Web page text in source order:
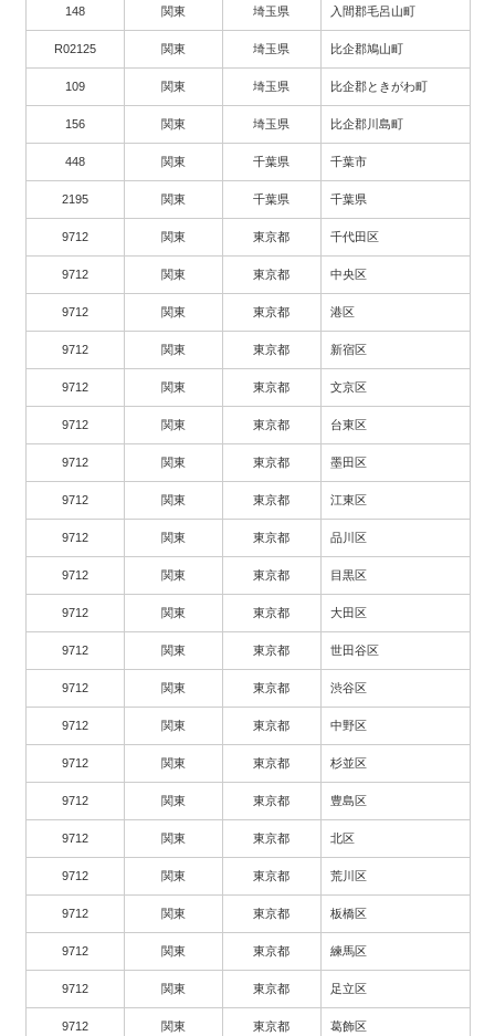
148 関東 埼玉県 入間郡毛呂山町
R02125 関東 埼玉県 比企郡鳩山町
109 関東 埼玉県 比企郡ときがわ町
156 関東 埼玉県 比企郡川島町
448 関東 千葉県 千葉市
2195 関東 千葉県 千葉県
9712 関東 東京都 千代田区
9712 関東 東京都 中央区
9712 関東 東京都 港区
9712 関東 東京都 新宿区
9712 関東 東京都 文京区
9712 関東 東京都 台東区
9712 関東 東京都 墨田区
9712 関東 東京都 江東区
9712 関東 東京都 品川区
9712 関東 東京都 目黒区
9712 関東 東京都 大田区
9712 関東 東京都 世田谷区
9712 関東 東京都 渋谷区
9712 関東 東京都 中野区
9712 関東 東京都 杉並区
9712 関東 東京都 豊島区
9712 関東 東京都 北区
9712 関東 東京都 荒川区
9712 関東 東京都 板橋区
9712 関東 東京都 練馬区
9712 関東 東京都 足立区
9712 関東 東京都 葛飾区